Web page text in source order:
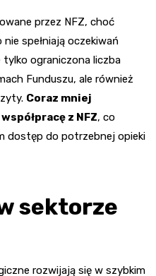
przez NFZ, choć
spełniają oczekiwań
ograniczona liczba
Funduszu, ale również
Coraz mniej
z NFZ, co
dostęp do potrzebnej opieki
sektorze
rozwijają się w szybkim